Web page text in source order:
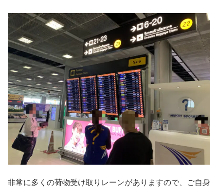
非常に多くの荷物受け取りレーンがありますので、ご自身